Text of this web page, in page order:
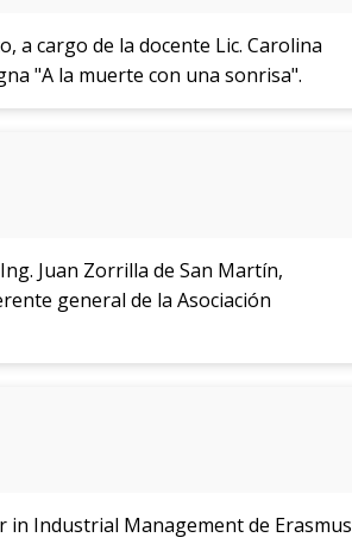
a cargo de la docente Lic. Carolina
"A la muerte con una sonrisa".
Juan Zorrilla de San Martín,
general de la Asociación
Industrial Management de Erasmus